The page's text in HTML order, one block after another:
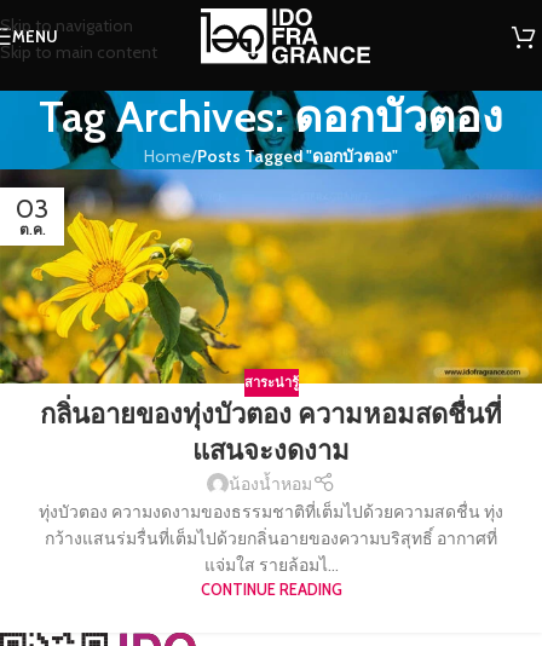
Skip to navigation
Skip to main content
MENU
Tag Archives: ดอกบัวตอง
Home/Posts Tagged "ดอกบัวตอง"
03
ต.ค.
สาระน่ารู้
กลิ่นอายของทุ่งบัวตอง ความหอมสดชื่นที่
แสนจะงดงาม
น้องน้ำหอม
ทุ่งบัวตอง ความงดงามของธรรมชาติที่เต็มไปด้วยความสดชื่น ทุ่ง
กว้างแสนร่มรื่นที่เต็มไปด้วยกลิ่นอายของความบริสุทธิ์ อากาศที่
แจ่มใส รายล้อมไ...
CONTINUE READING